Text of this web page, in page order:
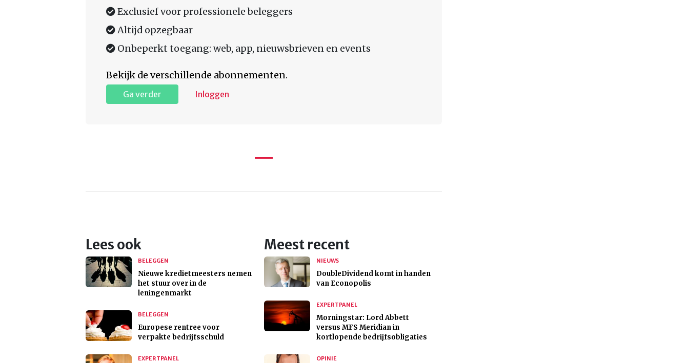
Exclusief voor professionele beleggers
Altijd opzegbaar
Onbeperkt toegang: web, app, nieuwsbrieven en events
Bekijk de verschillende abonnementen.
Ga verder Inloggen
Lees ook
BELEGGEN
Nieuwe kredietmeesters nemen
het stuur over in de
leningenmarkt
BELEGGEN
Europese rentree voor
verpakte bedrijfsschuld
EXPERTPANEL
Meest recent
NIEUWS
DoubleDividend komt in handen
van Econopolis
EXPERTPANEL
Morningstar: Lord Abbett
versus MFS Meridian in
kortlopende bedrijfsobligaties
OPINIE